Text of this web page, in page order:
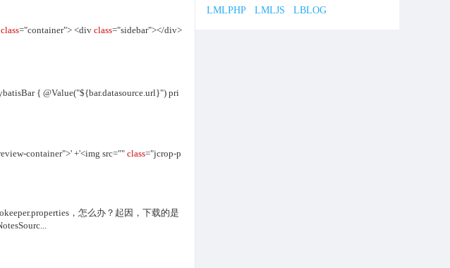
class="container"> <div class="sidebar"></div>
{ @Value("${bar.datasource.url}") pri
container">' +'<img src="" class="jcrop-p
，怎么办？起因，下载的是
LMLPHP LMLJS LBLOG